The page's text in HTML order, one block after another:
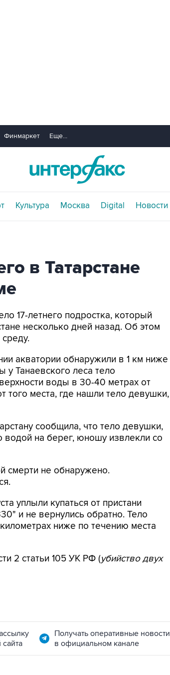
Финмаркет Еще...
Культура Москва Digital Новости
в Татарстане
17-летнего подростка, который
несколько дней назад. Об этом
акватории обнаружили в 1 км ниже
у Танаевского леса тело
воды в 30-40 метрах от
того места, где нашли тело девушки,
сообщила, что тело девушки,
на берег, юношу извлекли со
смерти не обнаружено.
уплыли купаться от пристани
и не вернулись обратно. Тело
ниже по течению места
2 статьи 105 УК РФ (убийство двух
Получать оперативные новости
в официальном канале